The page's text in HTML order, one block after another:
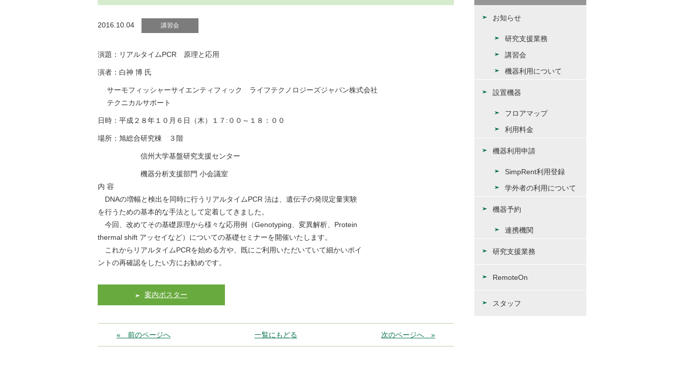
2016.10.04 講習会
演題：リアルタイムPCR 原理と応用
演者：白神 博 氏
サーモフィッシャーサイエンティフィック ライフテクノロジーズジャパン株式会社
テクニカルサポート
日時：平成２８年１０月６日（木）１７:００～１８：００
場所：旭総合研究棟 ３階
信州大学基盤研究支援センター
機器分析支援部門 小会議室
内 容
DNAの増幅と検出を同時に行うリアルタイムPCR 法は、遺伝子の発現定量実験
を行うための基本的な手法として定着してきました。
今回、改めてその基礎原理から様々な応用例（Genotyping、変異解析、Protein
thermal shift アッセイなど）についての基礎セミナーを開催いたします。
これからリアルタイムPCRを始める方や、既にご利用いただいていて細かいポイ
ントの再確認をしたい方にお勧めです。
案内ポスター
« 前のページへ 一覧にもどる 次のページへ »
お知らせ
研究支援業務
講習会
機器利用について
設置機器
フロアマップ
利用料金
機器利用申請
SimpRent利用登録
学外者の利用について
機器予約
連携機関
研究支援業務
RemoteOn
スタッフ